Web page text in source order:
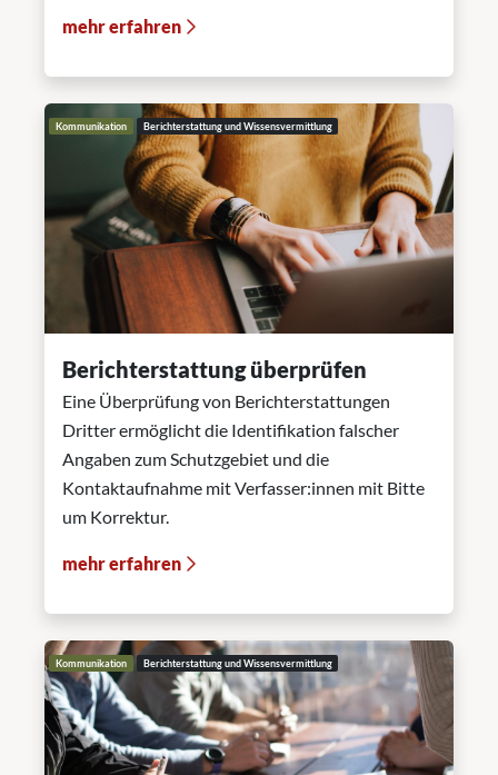
mehr erfahren
Kommunikation Berichterstattung und Wissensvermittlung
Berichterstattung überprüfen
Eine Überprüfung von Berichterstattungen
Dritter ermöglicht die Identifikation falscher
Angaben zum Schutzgebiet und die
Kontaktaufnahme mit Verfasser:innen mit Bitte
um Korrektur.
mehr erfahren
Kommunikation Berichterstattung und Wissensvermittlung